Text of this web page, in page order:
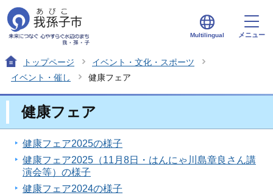
Multilingual メニュー
トップページ
イベント・文化・スポーツ
イベント・催し
健康フェア
健康フェア
健康フェア2025の様子
健康フェア2025（11月8日・はんにゃ川島章良さん講
演会等）の様子
健康フェア2024の様子